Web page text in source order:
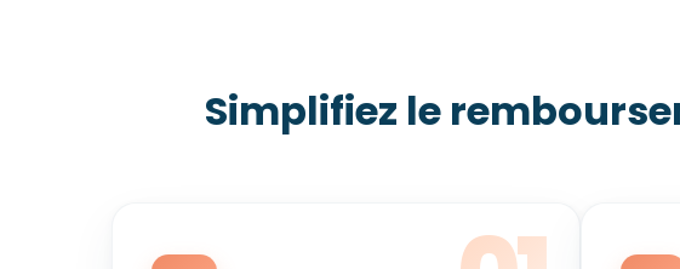
Simplifiez le